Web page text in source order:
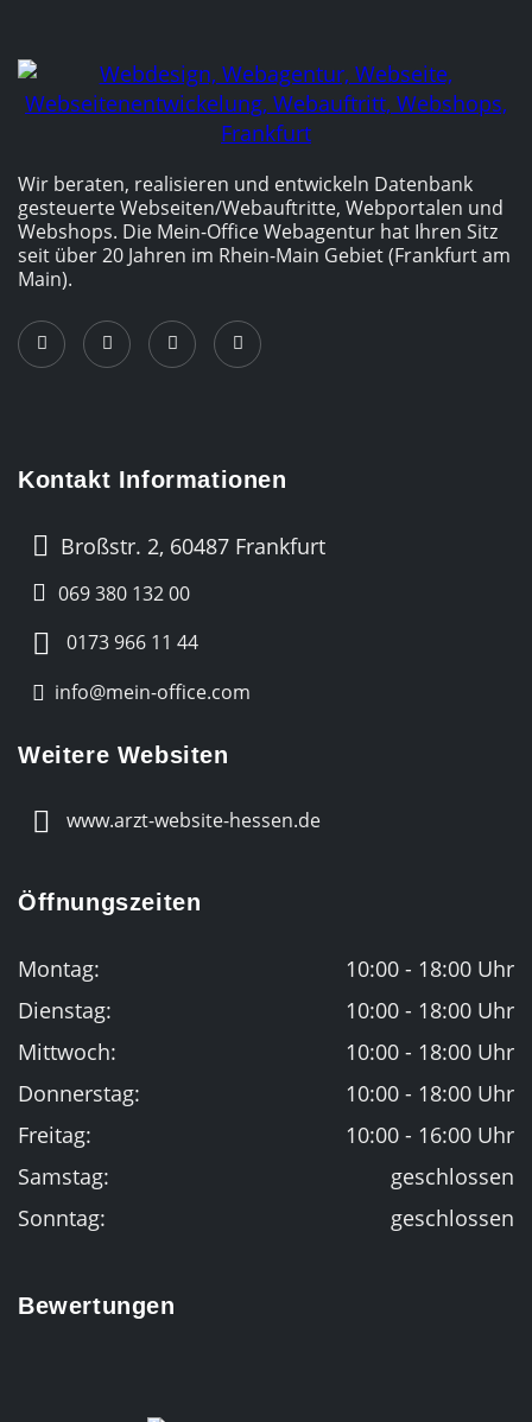
Wir beraten, realisieren und entwickeln Datenbank
gesteuerte Webseiten/­Webauftritte, Webportalen und
Webshops. Die Mein-Office Webagentur hat Ihren Sitz
seit über 20 Jahren im Rhein-Main Gebiet (Frankfurt am
Main).
Kontakt Informationen
Broßstr. 2, 60487 Frankfurt
069 380 132 00
0173 966 11 44
info@mein-office.com
Weitere Websiten
www.arzt-website-hessen.de
Öffnungszeiten
Montag:
10:00 - 18:00 Uhr
Dienstag:
10:00 - 18:00 Uhr
Mittwoch:
10:00 - 18:00 Uhr
Donnerstag:
10:00 - 18:00 Uhr
Freitag:
10:00 - 16:00 Uhr
Samstag:
geschlossen
Sonntag:
geschlossen
Bewertungen